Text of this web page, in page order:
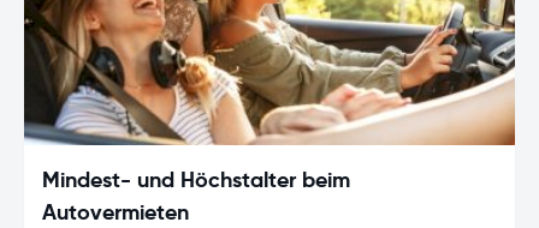
Mindest- und Höchstalter beim
Autovermieten